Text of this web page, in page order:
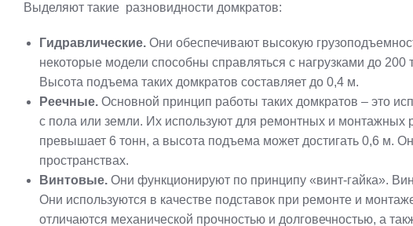
Выделяют такие разновидности домкратов:
Гидравлические. Они обеспечивают высокую
некоторые модели способны справляться с нагрузками до
Высота подъема таких домкратов составляет до 0,4 м.
Реечные. Основной принцип работы таких домкратов – это
с пола или земли. Их используют для ремонтных и монтажных
превышает 6 тонн, а высота подъема может достигать 0,6 м.
пространствах.
Винтовые. Они функционируют по принципу «винт-гайка».
Они используются в качестве подставок при ремонте и
отличаются механической прочностью и долговечностью, а